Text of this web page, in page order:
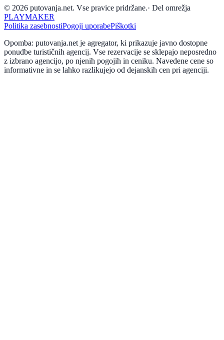
© 2026 putovanja.net. Vse pravice pridržane.· Del omrežja
PLAYMAKER
Politika zasebnostiPogoji uporabePiškotki
Opomba: putovanja.net je agregator, ki prikazuje javno dostopne
ponudbe turističnih agencij. Vse rezervacije se sklepajo neposredno
z izbrano agencijo, po njenih pogojih in ceniku. Navedene cene so
informativne in se lahko razlikujejo od dejanskih cen pri agenciji.